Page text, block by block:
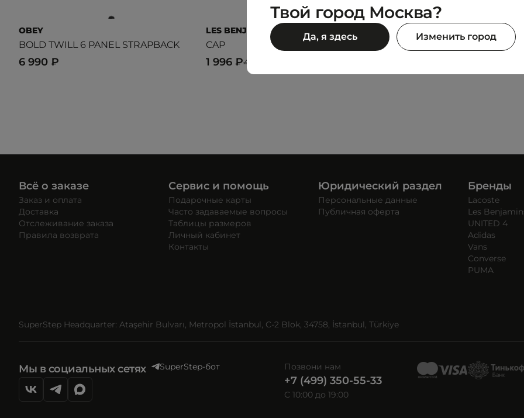
OBEY
BOLD TWILL 6 PANEL STRAPBACK
6 990 ₽
LES BENJAMINS
CAP
4 990 ₽
1 996 ₽
DICKIES
MIDDLEFIELD WASH DAD
Всё о заказе
Заказ и оплата
Доставка
Отслеживание заказа
Правила возврата
Сервис и помощь
Подарочные карты
Часто задаваемые вопросы
Таблицы размеров
Личный кабинет
Контакты
Юридический раздел
Персональные данные
Публичная оферта
Бренды
Lacoste
Les
UNITED 4
Adidas
Vans
Converse
PUMA
SuperStep Headquarter: Ataşehir Bulvarı, Metropol İstanbul, C-2 Blok, 34758, İstanbul, Türkiye
Мы в социальных сетях SuperStep-бот Позвони нам
+7 (499) 350-55-33
C 10:00 до 19:00
Твой город Москва?
Да, я здесь Изменить город